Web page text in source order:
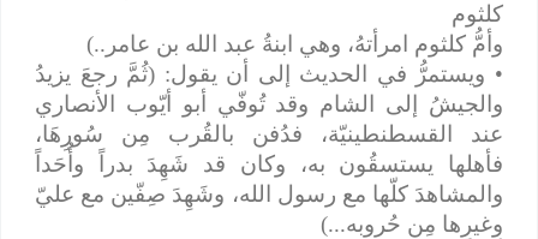
كلثوم
وأمُّ كلثوم امرأتهُ، وهي ابنةُ عبد الله بن عامر..)
• ويستمرُّ في الحديث إلى أن يقول: (ثُمَّ رجعَ يزيدُ
والجيشُ إلى الشام وقد تُوفّي أبو أيّوب الأنصاري
عند القسطنطينيّة، فدُفن بالقُرب مِن سُورِهَا،
فأهلها يستسقُون به، وكان قد شَهِدَ بدراً وأُحَداً
والمشاهدَ كلّها مع رسول الله، وشَهِدَ صِفّين مع عليّ
وغيرها مِن حُروبه...)